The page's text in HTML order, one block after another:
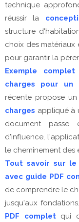
technique
réussir la
structure
choix des matériaux
pour garantir la
Exemple
charges pour un
récente propose un
charges appliqué à
document
d'influence,
le cheminement des
Tout savoir sur
avec guide PDF
de comprendre le
jusqu'aux
PDF completqui